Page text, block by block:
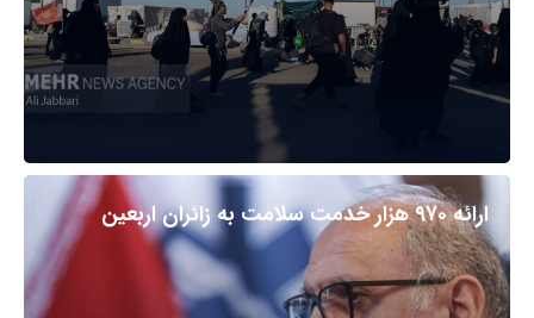
ارائه ۹۷۰ هزار خدمت سلامت به زائران اربعین